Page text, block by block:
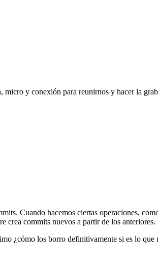
micro y conexión para reunirnos y hacer la
Cuando hacemos ciertas operaciones,
crea commits nuevos a partir de los anteriores.
¿cómo los borro definitivamente si es lo que